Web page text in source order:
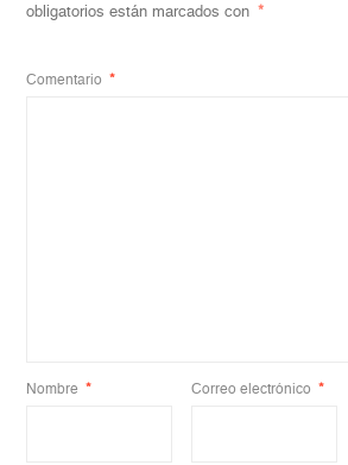
obligatorios están marcados con *
Comentario *
Nombre * Correo electrónico *